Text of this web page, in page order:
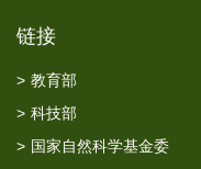
链接
> 教育部
> 科技部
> 国家自然科学基金委